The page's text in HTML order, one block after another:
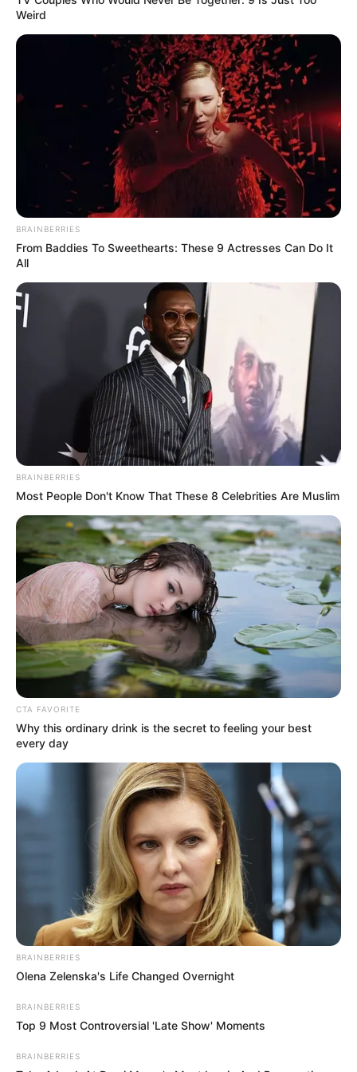
Пов’язаний запис
ПАРТНЕРСЬКІ МАТЕРІАЛИ ПОДІЇ
Попит на нерухомість в
Ужгороді зростає – аналітика
девелопера підтверджує
загальнонаціональний інтерес
СЕР 7, 2026
ГАРЯЧI ПОДІЇ
У селі на Закарпатті жінки
Weird
BRAINBERRIES
From Baddies To Sweethearts: These 9 Actresses Can Do It
All
BRAINBERRIES
Most People Don't Know That These 8 Celebrities Are Muslim
CTA FAVORITE
Why this ordinary drink is the secret to feeling your best
every day
BRAINBERRIES
Olena Zelenska's Life Changed Overnight
BRAINBERRIES
Top 9 Most Controversial 'Late Show' Moments
BRAINBERRIES